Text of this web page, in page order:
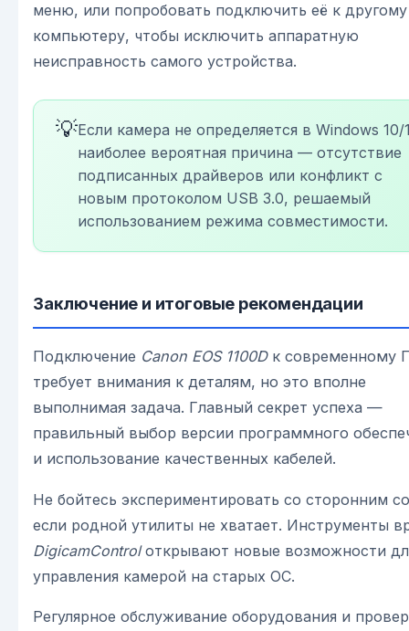
меню, или попробовать подключить её к другому
компьютеру, чтобы исключить аппаратную
неисправность самого устройства.
💡Если камера не определяется в Windows 10/
наиболее вероятная причина — отсутствие
подписанных драйверов или конфликт с
новым протоколом USB 3.0, решаемый
использованием режима совместимости.
Заключение и итоговые рекомендации
Подключение Canon EOS 1100Dк современному
требует внимания к деталям, но это вполне
выполнимая задача. Главный секрет успеха —
правильный выбор версии программного
и использование качественных кабелей.
Не бойтесь экспериментировать со сторонним
если родной утилиты не хватает. Инструменты
DigicamControlоткрывают новые возможности
управления камерой на старых ОС.
Регулярное обслуживание оборудования и